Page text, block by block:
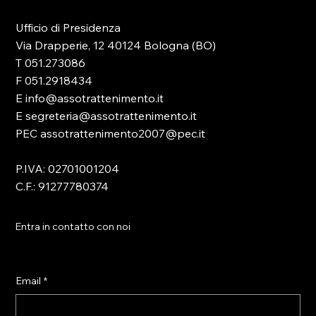
Ufficio di Presidenza
Via Drapperie, 12 40124 Bologna (BO)
T 051.273086
F 051.2918434
E info@assotrattenimento.it
E segreteria@assotrattenimento.it
PEC assotrattenimento2007@pec.it
P.IVA: 02701001204
C.F.: 91277780374
Entra in contatto con noi
Email *